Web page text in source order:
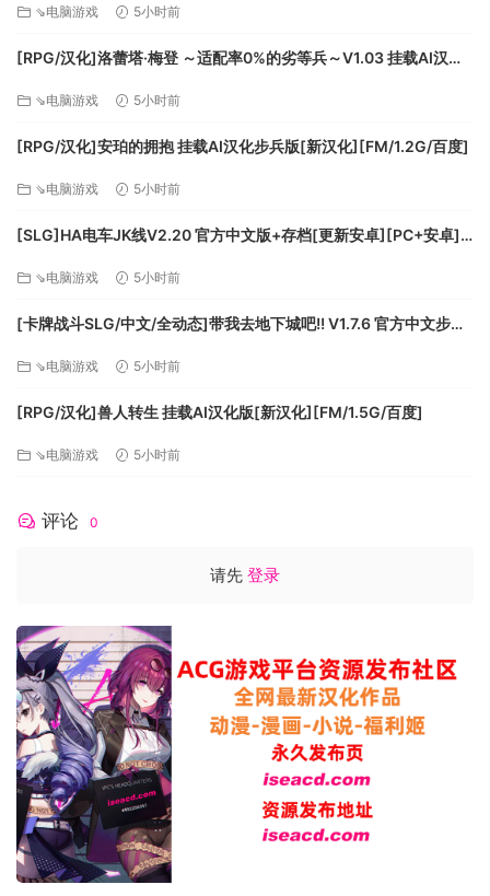
系统需求
最低配置:
操作系统: Windows Vista, 7, 8.1+
处理器: 1.6
显卡: Direct X 10+ Capable GPU
DirectX 版本: 10
附注事项: GPU at least (Integrated HD 3000, 8600GT,
操作系统: Windows 7, 8.1+
处理器: 2.6 Ghz
内存: 4 GB RAM
显卡: Direct X 11+
DirectX 版本: 11
存储空间: 需要 5 GB 可用空间
附注事项: GeForce 9800GTX, Radeon 4850+
⇘电脑游戏 5小时前
[RPG/汉化]洛蕾塔·梅登 ～适配率0%的劣等兵～V1.03 挂载AI汉化
⇘电脑游戏 5小时前
[RPG/汉化]安珀的拥抱 挂载AI汉化步兵版[新汉化][FM/1.2G/百度]
⇘电脑游戏 5小时前
[SLG]HA电车JK线V2.20 官方中文版+存档[更新安卓][PC+安卓]
⇘电脑游戏 5小时前
[卡牌战斗SLG/中文/全动态]带我去地下城吧!! V1.7.6 官方中文步兵
⇘电脑游戏 5小时前
[RPG/汉化]兽人转生 挂载AI汉化版[新汉化][FM/1.5G/百度]
⇘电脑游戏 5小时前
评论 0
请先 登录